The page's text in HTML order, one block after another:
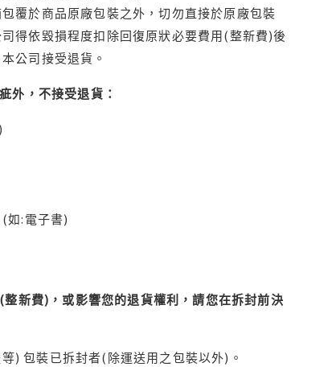
覆於商品原廠包裝之外，切勿直接於原廠包裝
得依毀損程度扣除回復原狀必要費用(整新費)後
公司接受退貨。
外，不接受退貨：
如:電子書)
新費)，或影響您的退貨權利，請您在拆封前決
) 包裝已拆封者(除運送用之包裝以外)。